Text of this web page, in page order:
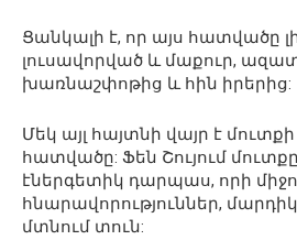
Ցանկալի է, որ այս հատվածը
լուսավորված և մաքուր,
խառնաշփոթից և հին իրերից:
Մեկ այլ հայտնի վայր է
հատվածը: Ֆեն Շույում
էներգետիկ դարպաս, որի
հնարավորություններ,
մտնում տուն: